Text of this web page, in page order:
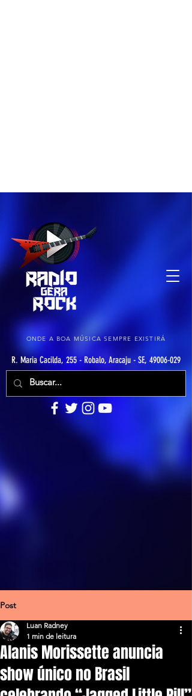
ONDE A BOA MÚSICA SEMPRE EXISTIRÁ
R. Maria Cacilda, 255 - Robalo, Aracaju - SE, 49006-029
Post
Alanis Morissette anuncia
show único no Brasil
Luan Radney
1 min de leitura